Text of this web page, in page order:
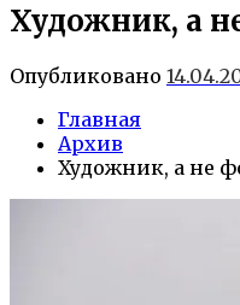
Художник, а
Опубликовано
Главная
Архив
Художник, а не